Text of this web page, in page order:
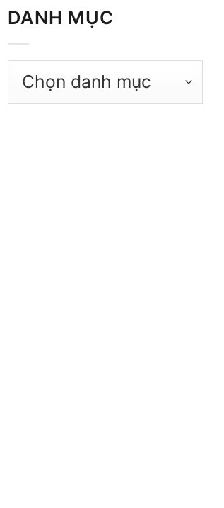
DANH MỤC
Danh